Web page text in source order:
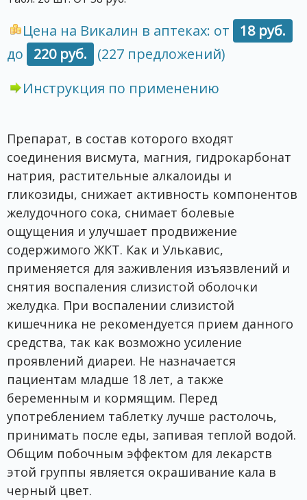
Цена на Викалин в аптеках: от
18 руб.
до
220 руб.
(227 предложений)
Инструкция по применению
Препарат, в состав которого входят
соединения висмута, магния, гидрокарбонат
натрия, растительные алкалоиды и
гликозиды, снижает активность компонентов
желудочного сока, снимает болевые
ощущения и улучшает продвижение
содержимого ЖКТ. Как и Улькавис,
применяется для заживления изъязвлений и
снятия воспаления слизистой оболочки
желудка. При воспалении слизистой
кишечника не рекомендуется прием данного
средства, так как возможно усиление
проявлений диареи. Не назначается
пациентам младше 18 лет, а также
беременным и кормящим. Перед
употреблением таблетку лучше растолочь,
принимать после еды, запивая теплой водой.
Общим побочным эффектом для лекарств
этой группы является окрашивание кала в
черный цвет.